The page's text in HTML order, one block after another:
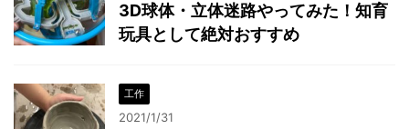
3D球体・立体迷路やってみた！知育
玩具として絶対おすすめ
工作
2021/1/31